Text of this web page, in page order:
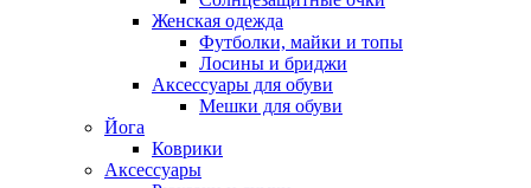
Женская одежда
Футболки, майки и топы
Лосины и бриджи
Аксессуары для обуви
Мешки для обуви
Йога
Коврики
Аксессуары